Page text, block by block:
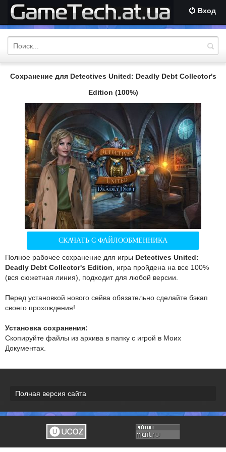
Вход
Сохранение для Detectives United: Deadly Debt Collector's
Edition (100%)
СКАЧАТЬ С ФАЙЛООБМЕННИКА
Полное рабочее сохранение для игры Detectives United:
Deadly Debt Collector's Edition , игра пройдена на все 100%
(вся сюжетная линия), подходит для любой версии.
Перед установкой нового сейва обязательно сделайте бэкап
своего прохождения!
Установка сохранения:
Скопируйте файлы из архива в папку с игрой в Моих
Документах.
Полная версия сайта